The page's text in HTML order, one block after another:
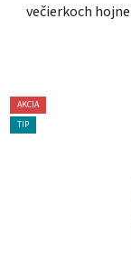
večierkoch
AKCIA
TIP